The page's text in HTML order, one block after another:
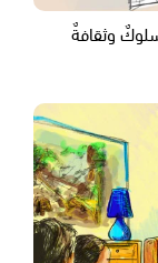
وثقافةٌ